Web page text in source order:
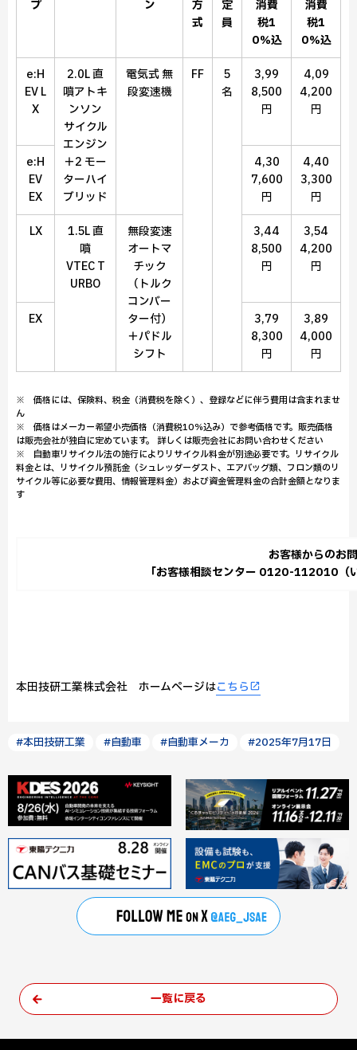
プ
ン
方
式
定
員
消費
税1
0％込
消費
税1
0％込
e:H
EV L
X
2.0L 直
噴アトキ
ンソン
サイクル
エンジン
＋2 モー
ターハイ
ブリッド
電気式 無
段変速機
FF
5
名
3,99
8,500
円
4,09
4,200
円
e:H
EV
EX
4,30
7,600
円
4,40
3,300
円
LX
1.5L 直
噴
VTEC T
URBO
無段変速
オートマ
チック
（トルク
コンバー
ター付）
＋パドル
シフト
3,44
8,500
円
3,54
4,200
円
EX
3,79
8,300
円
3,89
4,000
円
※ 価格には、保険料、税金（消費税を除く）、登録などに伴う費用は含まれませ
ん
※ 価格はメーカー希望小売価格（消費税10％込み）で参考価格です。販売価格
は販売会社が独自に定めています。 詳しくは販売会社にお問い合わせください
※ 自動車リサイクル法の施行によりリサイクル料金が別途必要です。リサイクル
料金とは、リサイクル預託金（シュレッダーダスト、エアバッグ類、フロン類のリ
サイクル等に必要な費用、情報管理料金）および資金管理料金の合計金額となりま
す
お客様からのお
「お客様相談センター 0120-112010（
本田技研工業株式会社 ホームページはこちら
#本田技研工業 #自動車 #自動車メーカ #2025年7月17日
一覧に戻る